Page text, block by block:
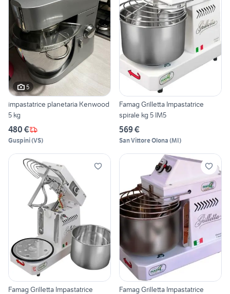
5
impastatrice planetaria Kenwood
5 kg
480 €
Guspini(VS)
Famag Grilletta Impastatrice
spirale kg 5 IM5
569 €
San Vittore Olona (MI)
Famag Grilletta Impastatrice Famag Grilletta Impastatrice